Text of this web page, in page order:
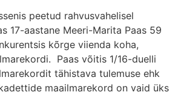
peetud rahvusvahelisel
17-aastane Meeri-Marita Paas 59
kõrge viienda koha,
Paas võitis 1/16-duelli
tähistava tulemuse ehk
maailmarekord on vaid üks